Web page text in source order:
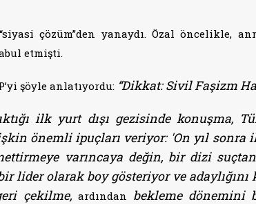
çözüm”den yanaydı. Özal öncelikle,
etmişti.
şöyle anlatıyordu: “Dikkat: Sivil Faşizm
ilk yurt dışı gezisinde konuşma,
önemli ipuçları veriyor: 'On yıl sonra
varıncaya değin, bir dizi
lider olarak boy gösteriyor ve
çekilme, ardından bekleme dönemini